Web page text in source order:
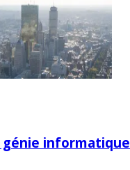
informatique